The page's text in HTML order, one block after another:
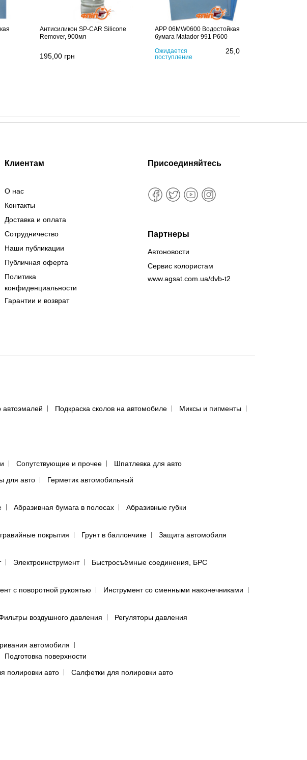
Антисиликон SP-CAR Silicone
Remover, 900мл
195,00 грн
APP 06MW0600 Водостойкая
бумага Matador 991 P600
Ожидается
поступление
25,00
Клиентам
О нас
Контакты
Доставка и оплата
Сотрудничество
Наши публикации
Публичная оферта
Политика
конфиденциальности
Гарантии и возврат
Присоединяйтесь
Партнеры
Автоновости
Сервис колористам
www.agsat.com.ua/dvb-t2
Подкраска сколов на автомобиле
Миксы и пигменты
Сопутствующие и прочее
Шпатлевка для авто
для авто
Герметик автомобильный
Абразивная бумага в полосах
Абразивные губки
покрытия Грунт в баллончике
Защита автомобиля
Электроинструмент
Быстросъёмные соединения, БРС
с поворотной рукоятью
Инструмент со сменными наконечниками
воздушного давления
Регуляторы давления
автомобиля
Подготовка поверхности
полировки авто
Салфетки для полировки авто